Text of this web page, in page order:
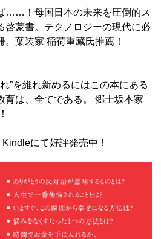
……！母国日本の未来を圧倒的ス
啓蒙書。テクノロジーの現代に必
。葉装家 稲荷重藏氏推薦！
”を維れ新めるにはこの本にある
育は、全てである。 郷士坂本家
にて好評発売中！